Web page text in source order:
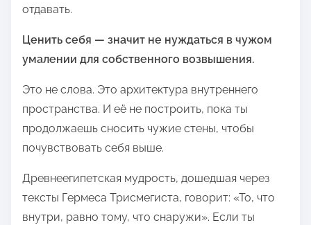
отдавать.
Ценить себя — значит не нуждаться в чужом
умалении для собственного возвышения.
Это не слова. Это архитектура внутреннего
пространства. И её не построить, пока ты
продолжаешь сносить чужие стены, чтобы
почувствовать себя выше.
Древнеегипетская мудрость, дошедшая через
тексты Гермеса Трисмегиста, говорит: «То, что
внутри, равно тому, что снаружи». Если ты